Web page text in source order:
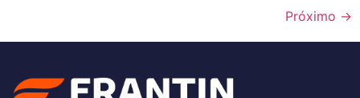
Próximo →